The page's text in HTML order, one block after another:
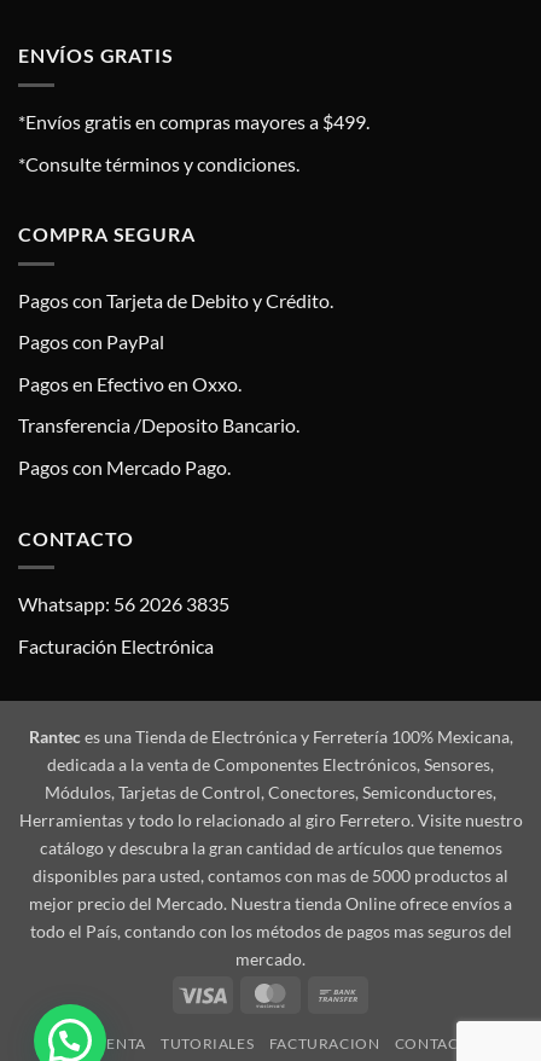
ENVÍOS GRATIS
*Envíos gratis en compras mayores a $499.
*Consulte términos y condiciones.
COMPRA SEGURA
Pagos con Tarjeta de Debito y Crédito.
Pagos con PayPal
Pagos en Efectivo en Oxxo.
Transferencia /Deposito Bancario.
Pagos con Mercado Pago.
CONTACTO
Whatsapp: 56 2026 3835
Facturación Electrónica
Ranteces una Tienda de Electrónica y Ferretería 100% Mexicana,
dedicada a la venta de Componentes Electrónicos, Sensores,
Módulos, Tarjetas de Control, Conectores, Semiconductores,
Herramientas y todo lo relacionado al giro Ferretero. Visite nuestro
catálogo y descubra la gran cantidad de artículos que tenemos
disponibles para usted, contamos con mas de 5000 productos al
mejor precio del Mercado. Nuestra tienda Online ofrece envíos a
todo el País, contando con los métodos de pagos mas seguros del
mercado.
Visa
MasterCard
MI CUENTA TUTORIALES FACTURACION CONTACTO